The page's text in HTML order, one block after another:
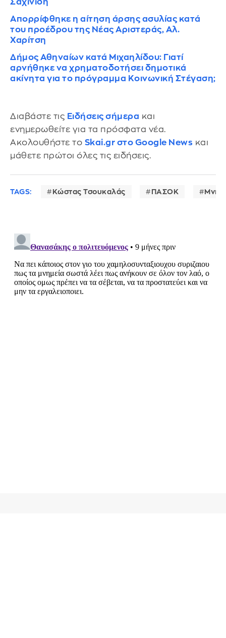
Σαχινίδη
Απορρίφθηκε η αίτηση άρσης ασυλίας κατά
του προέδρου της Νέας Αριστεράς, Αλ.
Χαρίτση
Δήμος Αθηναίων κατά Μιχαηλίδου: Γιατί
αρνήθηκε να χρηματοδοτήσει δημοτικά
ακίνητα για το πρόγραμμα Κοινωνική Στέγαση;
Διαβάστε τις Ειδήσεις σήμερα και
ενημερωθείτε για τα πρόσφατα νέα.
Ακολουθήστε το Skai.gr στο Google News και
μάθετε πρώτοι όλες τις ειδήσεις.
TAGS: Κώστας Τσουκαλάς ΠΑΣΟΚ